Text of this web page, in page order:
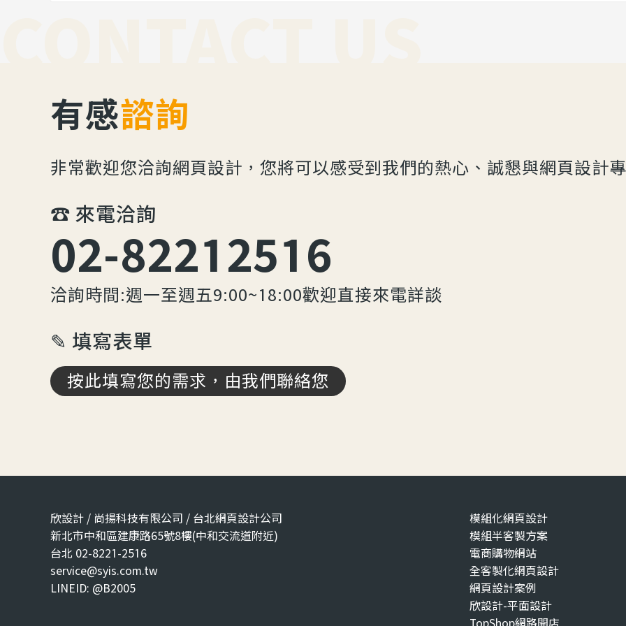
有感諮詢
非常歡迎您洽詢網頁設計，您將可以感受到我們的熱心、誠懇與網頁設計
☎︎ 來電洽詢
02-82212516
洽詢時間:週一至週五9:00~18:00歡迎直接來電詳談
✎ 填寫表單
按此填寫您的需求，由我們聯絡您
欣設計 / 尚揚科技有限公司 / 台北網頁設計公司
新北市中和區建康路65號8樓(中和交流道附近)
台北 02-8221-2516
service@syis.com.tw
LINEID: @B2005
模組化網頁設計
模組半客製方案
電商購物網站
全客製化網頁設計
網頁設計案例
欣設計-平面設計
TopShop網路開店